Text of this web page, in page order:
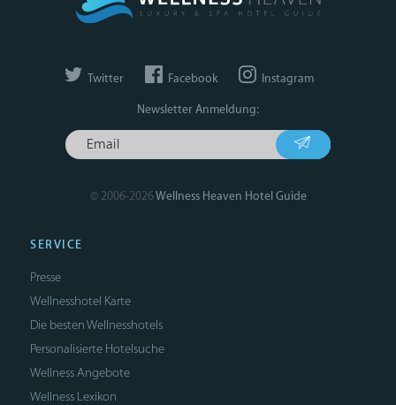
Twitter Facebook Instagram
Newsletter Anmeldung:
© 2006-2026Wellness Heaven Hotel Guide
SERVICE
Presse
Wellnesshotel Karte
Die besten Wellnesshotels
Personalisierte Hotelsuche
Wellness Angebote
Wellness Lexikon